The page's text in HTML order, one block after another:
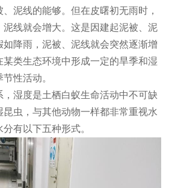
泥线的能够。但在皮曙初无雨时，
泥线就会增大。这是因建起泥被、泥
降雨，泥被、泥线就会突然逐渐增
类生态环境中形成一定的旱季和湿
性活动。
湿度是土栖白蚁生命活动中不可缺
虫，与其他动物一样都非常重视水
有以下五种形式。